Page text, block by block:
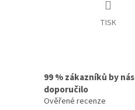
TISK
99 % zákazníků by nás
doporučilo
Ověřené recenze